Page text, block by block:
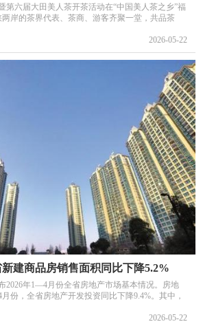
第六届大田美人茶开茶活动在“中国美人茶之乡”福
岸的茶界代表、茶商、游客齐聚一堂，共品茶
2026-05-22
建商品房销售面积同比下降5.2%
2026年1—4月份全省房地产市场基本情况。房地
份，全省房地产开发投资同比下降9.4%。其中，
2026-05-22